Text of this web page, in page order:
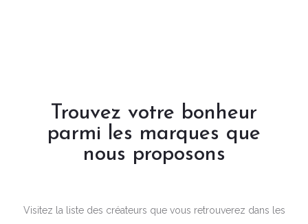
Trouvez votre bonheur
parmi les marques que
nous proposons
Visitez la liste des créateurs que vous retrouverez dans les